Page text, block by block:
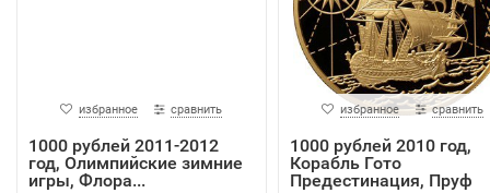
избранное сравнить
1000 рублей 2011-2012
год, Олимпийские зимние
игры, Флора...
избранное сравнить
1000 рублей 2010 год,
Корабль Гото
Предестинация, Пруф